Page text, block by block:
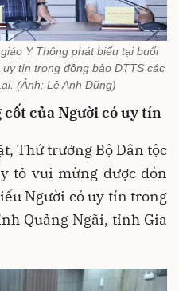
Y Thông phát biểu tại buổi
tín trong đồng bào DTTS các
(Ảnh: Lê Anh Dũng)
của Người có uy tín
Thứ trưởng Bộ Dân tộc
tỏ vui mừng được đón
Người có uy tín trong
Quảng Ngãi, tỉnh Gia